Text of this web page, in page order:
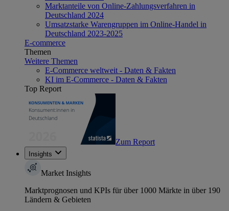
Marktanteile von Online-Zahlungsverfahren in
Deutschland 2024
Umsatzstarke Warengruppen im Online-Handel in
Deutschland 2023-2025
E-commerce
Themen
Weitere Themen
E-Commerce weltweit - Daten & Fakten
KI im E-Commerce - Daten & Fakten
Top Report
Zum Report
Insights
Market Insights
Marktprognosen und KPIs für über 1000 Märkte in über 190
Ländern & Gebieten